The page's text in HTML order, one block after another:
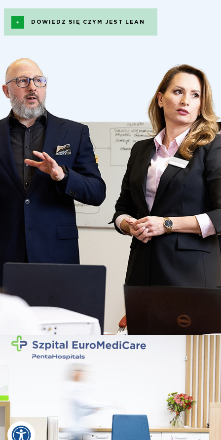
DOWIEDZ SIĘ CZYM JEST LEAN